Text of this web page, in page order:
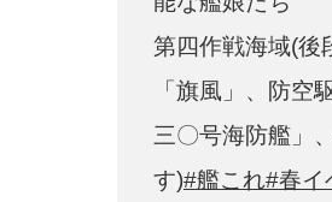
第四作戦海域(後
「旗風」、防空
三〇号海防艦」
す)#艦これ#春イ